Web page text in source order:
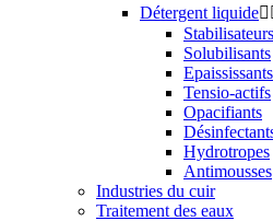
Détergent liquide
Solubilisants
Tensio-actifs
Opacifiants
Hydrotropes
Antimousses
Industries du cuir
Traitement des eaux